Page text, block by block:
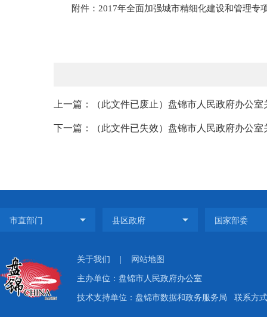
附件：2017年全面加强城市精细化建设和管理专
上一篇：（此文件已废止）盘锦市人民政府办公
下一篇：（此文件已失效）盘锦市人民政府办公
关于我们 网站地图
主办单位：盘锦市人民政府办公室
技术支持单位：盘锦市数据和政务服务局 联系方